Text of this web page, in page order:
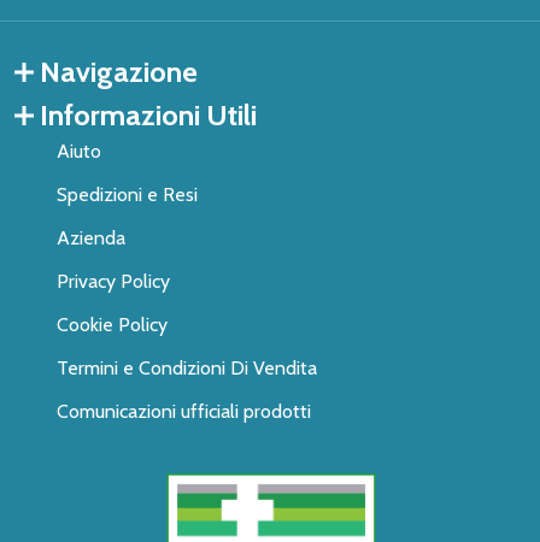
Navigazione
Informazioni Utili
Aiuto
Spedizioni e Resi
Azienda
Privacy Policy
Cookie Policy
Termini e Condizioni Di Vendita
Comunicazioni ufficiali prodotti